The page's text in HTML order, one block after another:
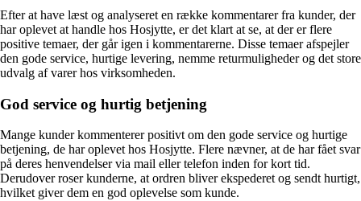
Efter at have læst og analyseret en række kommentarer fra kunder, der
har oplevet at handle hos Hosjytte, er det klart at se, at der er flere
positive temaer, der går igen i kommentarerne. Disse temaer afspejler
den gode service, hurtige levering, nemme returmuligheder og det store
udvalg af varer hos virksomheden.
God service og hurtig betjening
Mange kunder kommenterer positivt om den gode service og hurtige
betjening, de har oplevet hos Hosjytte. Flere nævner, at de har fået svar
på deres henvendelser via mail eller telefon inden for kort tid.
Derudover roser kunderne, at ordren bliver ekspederet og sendt hurtigt,
hvilket giver dem en god oplevelse som kunde.